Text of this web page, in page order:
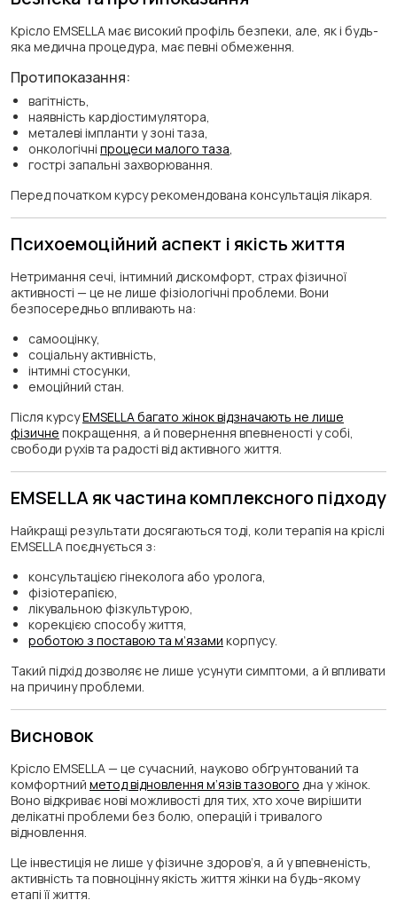
Крісло EMSELLA має високий профіль безпеки, але, як і будь-
яка медична процедура, має певні обмеження.
Протипоказання:
вагітність,
наявність кардіостимулятора,
металеві імпланти у зоні таза,
онкологічні процеси малого таза
гострі запальні захворювання.
Перед початком курсу рекомендована консультація лікаря.
Психоемоційний аспект і якість життя
Нетримання сечі, інтимний дискомфорт, страх фізичної
активності — це не лише фізіологічні проблеми. Вони
безпосередньо впливають на:
самооцінку,
соціальну активність,
інтимні стосунки,
емоційний стан.
Після курсуEMSELLA багато жінок відзначають не лише
фізичне покращення, а й повернення впевненості у собі,
свободи рухів та радості від активного життя.
EMSELLA як частина комплексного підходу
Найкращі результати досягаються тоді, коли терапія на кріслі
EMSELLA поєднується з:
консультацією гінеколога або уролога,
фізіотерапією,
лікувальною фізкультурою,
корекцією способу життя,
роботою з поставою та м’язами корпусу.
Такий підхід дозволяє не лише усунути симптоми, а й впливати
на причину проблеми.
Висновок
Крісло EMSELLA — це сучасний, науково обґрунтований та
комфортний метод відновлення м’язів тазового дна у жінок.
Воно відкриває нові можливості для тих, хто хоче вирішити
делікатні проблеми без болю, операцій і тривалого
відновлення.
Це інвестиція не лише у фізичне здоров’я, а й у впевненість,
активність та повноцінну якість життя жінки на будь-якому
етапі її життя.